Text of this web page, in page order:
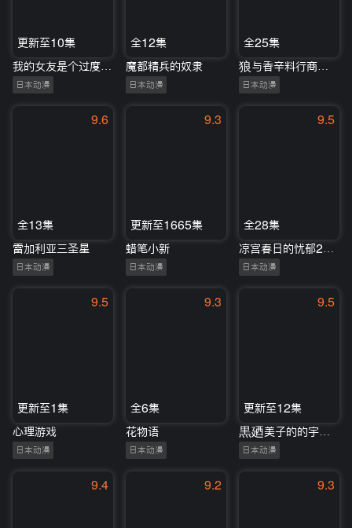
更新至10集
日本动漫
全12集
魔都精兵的奴隶
日本动漫
全25集
日本动漫
9.6
全13集
雷加利亚三圣星
日本动漫
9.3
更新至1665集
蜡笔小新
日本动漫
9.5
全28集
凉宫春日的忧郁2009
日本动漫
9.5
更新至1集
心理游戏
日本动漫
9.3
全6集
花物语
日本动漫
9.5
更新至12集
日本动漫
9.4 9.2 9.3